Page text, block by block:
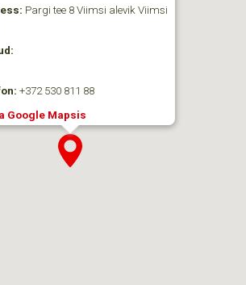
Pargi tee 8 Viimsi alevik Viimsi
+372 530 811 88
Google Mapsis